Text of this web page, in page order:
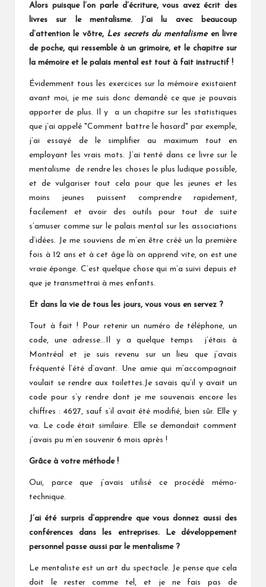
Alors puisque l’on parle d’écriture, vous avez écrit des
livres sur le mentalisme. J’ai lu avec beaucoup
d’attention le vôtre, Les secrets du mentalismeen livre
de poche, qui ressemble à un grimoire, et le chapitre sur
la mémoire et le palais mental est tout à fait instructif !
Évidemment tous les exercices sur la mémoire existaient
avant moi, je me suis donc demandé ce que je pouvais
apporter de plus. Il y a un chapitre sur les statistiques
que j’ai appelé "Comment battre le hasard" par exemple,
j’ai essayé de le simplifier au maximum tout en
employant les vrais mots. J’ai tenté dans ce livre sur le
mentalisme de rendre les choses le plus ludique possible,
et de vulgariser tout cela pour que les jeunes et les
moins jeunes puissent comprendre rapidement,
facilement et avoir des outils pour tout de suite
s’amuser comme sur le palais mental sur les associations
d’idées. Je me souviens de m’en être créé un la première
fois à 12 ans et à cet âge là on apprend vite, on est une
vraie éponge. C’est quelque chose qui m’a suivi depuis et
que je transmettrai à mes enfants.
Et dans la vie de tous les jours, vous vous en servez ?
Tout à fait ! Pour retenir un numéro de téléphone, un
code, une adresse…Il y a quelque temps j’étais à
Montréal et je suis revenu sur un lieu que j’avais
fréquenté l’été d’avant. Une amie qui m’accompagnait
voulait se rendre aux toilettes.Je savais qu’il y avait un
code pour s’y rendre dont je me souvenais encore les
chiffres : 4627, sauf s’il avait été modifié, bien sûr. Elle y
va. Le code était similaire. Elle se demandait comment
j’avais pu m’en souvenir 6 mois après !
Grâce à votre méthode !
Oui, parce que j’avais utilisé ce procédé mémo-
technique.
J’ai été surpris d’apprendre que vous donnez aussi des
conférences dans les entreprises. Le développement
personnel passe aussi par le mentalisme ?
Le mentaliste est un art du spectacle. Je pense que cela
doit le rester comme tel, et je ne fais pas de